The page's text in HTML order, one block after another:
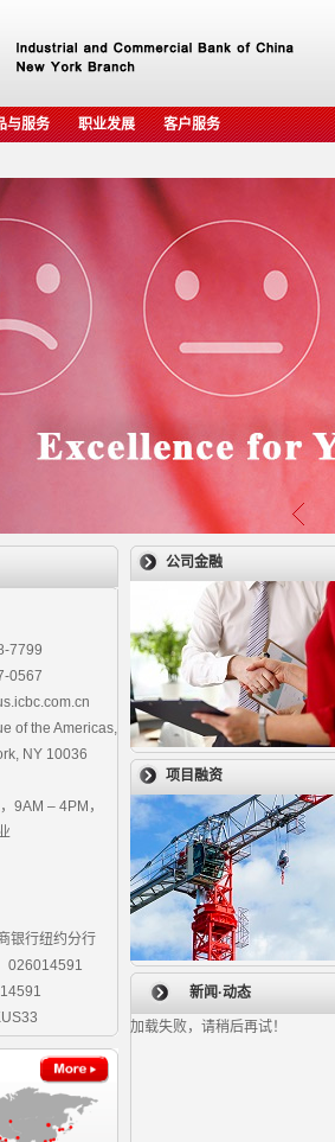
与服务 职业发展 客户服务
7799
0567
of the Americas,
NY 10036
9AM – 4PM，
银行纽约分行
026014591
公司金融
项目融资
新闻·动态
加载失败，请稍后再试！